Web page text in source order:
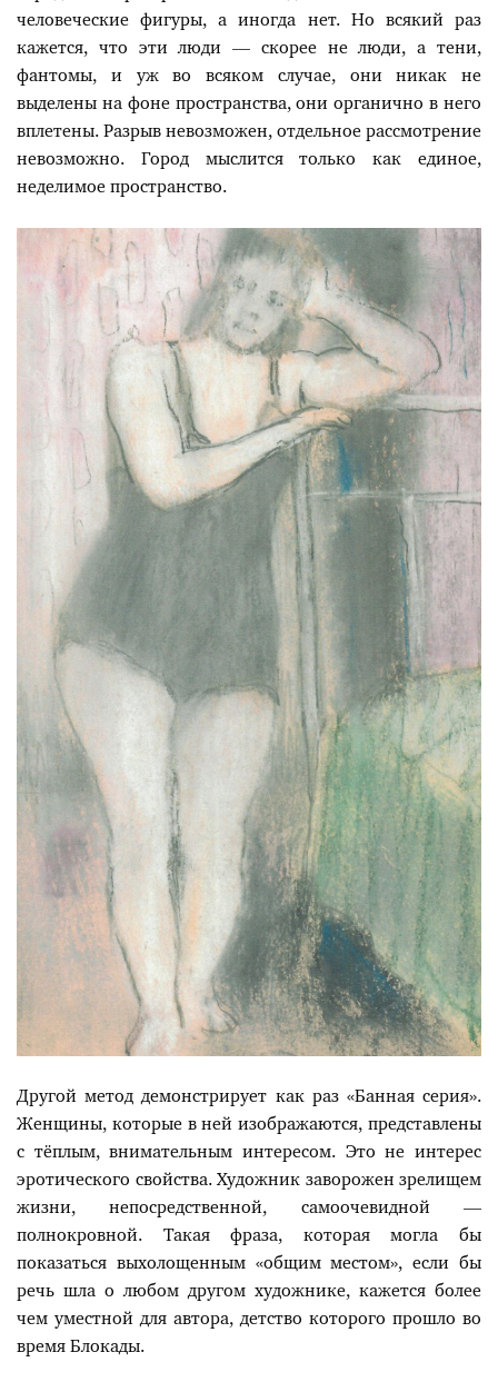
человеческие фигуры, а иногда нет. Но всякий раз
кажется, что эти люди — скорее не люди, а тени,
фантомы, и уж во всяком случае, они никак не
выделены на фоне пространства, они органично в него
вплетены. Разрыв невозможен, отдельное рассмотрение
невозможно. Город мыслится только как единое,
неделимое пространство.
Другой метод демонстрирует как раз «Банная серия».
Женщины, которые в ней изображаются, представлены
с тёплым, внимательным интересом. Это не интерес
эротического свойства. Художник заворожен зрелищем
жизни, непосредственной, самоочевидной —
полнокровной. Такая фраза, которая могла бы
показаться выхолощенным «общим местом», если бы
речь шла о любом другом художнике, кажется более
чем уместной для автора, детство которого прошло во
время Блокады.